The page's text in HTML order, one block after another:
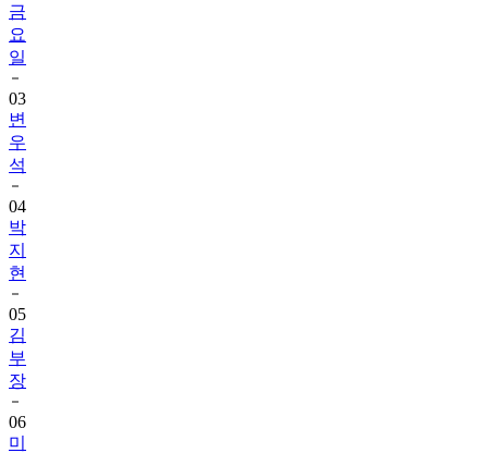
금
요
일
03
변
우
석
04
박
지
현
05
김
부
장
06
미